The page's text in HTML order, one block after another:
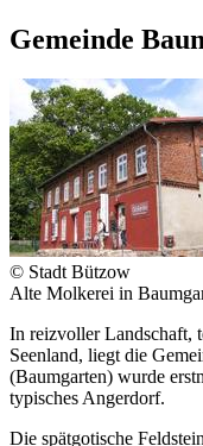
Gemeinde
© Stadt Bützow
Alte Molkerei in
In reizvoller Landschaft,
Seenland, liegt die
(Baumgarten) wurde
typisches Angerdorf.
Die spätgotische